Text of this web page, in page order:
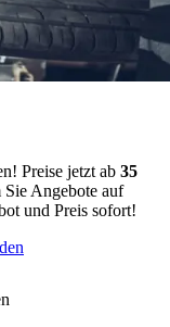
Preise jetzt ab 35
Angebote auf
und Preis sofort!